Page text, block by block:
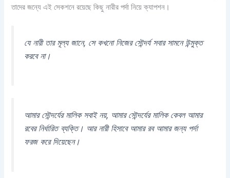
তাদের জন্যে এই সেকশনে রয়েছে কিছু নারীর পর্দা নিয়ে ক্যাপশন।
যে নারী তার মূল্য জানে, সে কখনো নিজের সৌন্দর্য সবার সামনে উন্মুক্ত
করবে না।
আমার সৌন্দর্যের মালিক সবাই নয়, আমার সৌন্দর্যের মালিক কেবল আমার
রবের নির্ধারিত ব্যক্তি। আর নারী হিসাবে আমার রব আমার জন্য পর্দা
ফরজ করে দিয়েছেন।